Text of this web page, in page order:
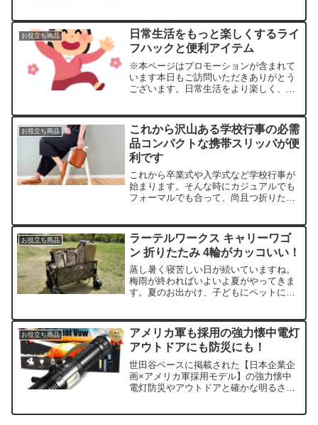
症対策や注意をしてくれてはいると思い
ますが、自分たちでもでき...
お役立ち商品
日常生活をもっと楽しくするライ
フハックと便利アイテム
※本ページはプロモーションが含まれて
います本日もご訪問いただきありがとう
ございます。日常生活をより楽しく、快
クをもっと便利にしてみませんか？？1.
料理を楽しくするライ...
お役立ち商品
これから沢山ある学校行事の必需
品コンパクトな携帯スリッパが便
利です
これから卒業式や入学式など学校行事が
始まります。そんな時にカジュアルでも
フォーマルでも合って、尚且つ折りたた
入したものが履きすぎてボロボロだった
ので、先日購入したばかり...
お役立ち商品
ラーテルワークス キャリーワゴ
ン 折りたたみ 4輪がカッコいい！
蒸し暑く寝苦しい日が続いていますね。
梅雨が終わればいよいよ夏がやってきま
す。夏のお出かけ、子どもにペットにキ
ゴン 折りたたみ 4輪 これは使い勝手が良
いですね！！何よ...
お役立ち商品
アメリカ軍も採用の強力懐中電灯
アウトドアにも防災にも！
世田谷ベースに掲載された【日本企業企
画×アメリカ軍採用モデル】の強力懐中
電灯防災やアウトドアと確かな明るさが